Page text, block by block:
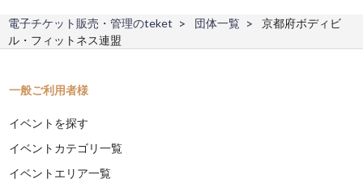
電子チケット販売・管理のteket 団体一覧
京都府ボディビ
ル・フィットネス連盟
一般ご利用者様
イベントを探す
イベントカテゴリ一覧
イベントエリア一覧